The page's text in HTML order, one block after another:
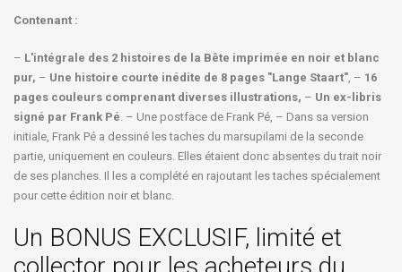
Contenant :
– L'intégrale des 2 histoires de la Bête imprimée en noir et blanc
pur, – Une histoire courte inédite de 8 pages "Lange Staart", – 16
pages couleurs comprenant diverses illustrations, – Un ex-libris
signé par Frank Pé. – Une postface de Frank Pé, – Dans sa version
initiale, Frank Pé a dessiné les taches du marsupilami de la seconde
partie, uniquement en couleurs. Elles étaient donc absentes du trait noir
de ses planches. Il les a complété en rajoutant les taches spécialement
pour cette édition noir et blanc.
Un BONUS EXCLUSIF, limité et